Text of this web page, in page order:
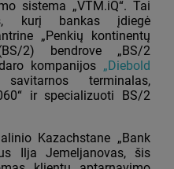
sistema „VTM.iQ“. Tai
kurį bankas įdiegė
„Penkių kontinentų
2) bendrove „BS/2
kompanijos „Diebold
terminalas,
ir specializuoti BS/2
Kazachstane „Bank
Ilja Jemeljanovas, šis